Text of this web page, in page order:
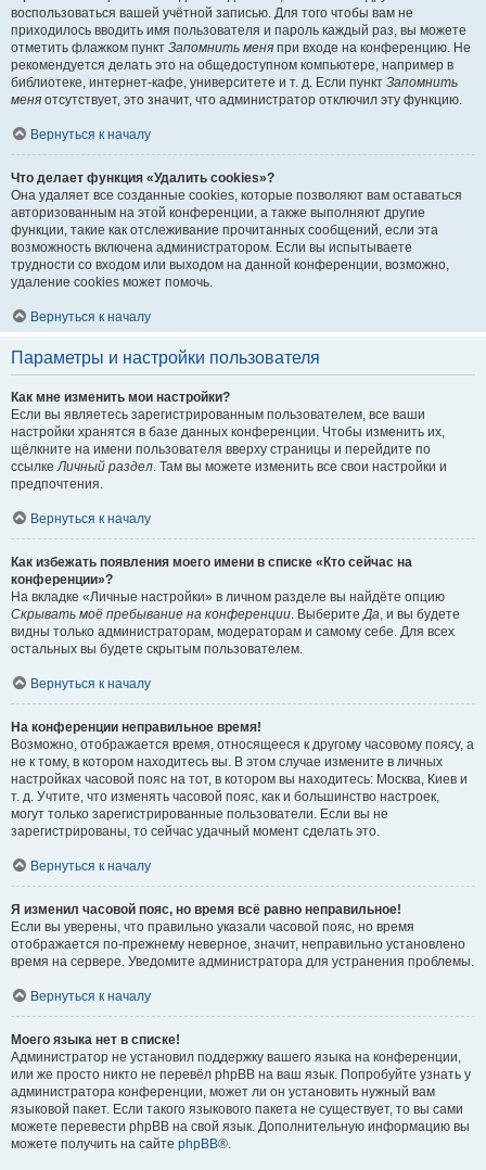
воспользоваться вашей учётной записью. Для того чтобы вам не
приходилось вводить имя пользователя и пароль каждый раз, вы можете
отметить флажком пункт Запомнить меня при входе на конференцию. Не
рекомендуется делать это на общедоступном компьютере, например в
библиотеке, интернет-кафе, университете и т. д. Если пункт Запомнить
меня отсутствует, это значит, что администратор отключил эту функцию.
Вернуться к началу
Что делает функция «Удалить cookies»?
Она удаляет все созданные cookies, которые позволяют вам оставаться
авторизованным на этой конференции, а также выполняют другие
функции, такие как отслеживание прочитанных сообщений, если эта
возможность включена администратором. Если вы испытываете
трудности со входом или выходом на данной конференции, возможно,
удаление cookies может помочь.
Вернуться к началу
Параметры и настройки пользователя
Как мне изменить мои настройки?
Если вы являетесь зарегистрированным пользователем, все ваши
настройки хранятся в базе данных конференции. Чтобы изменить их,
щёлкните на имени пользователя вверху страницы и перейдите по
ссылкеЛичный раздел. Там вы можете изменить все свои настройки и
предпочтения.
Вернуться к началу
Как избежать появления моего имени в списке «Кто сейчас на
конференции»?
На вкладке «Личные настройки» в личном разделе вы найдёте опцию
Скрывать моё пребывание на конференции. ВыберитеДа, и вы будете
видны только администраторам, модераторам и самому себе. Для всех
остальных вы будете скрытым пользователем.
Вернуться к началу
На конференции неправильное время!
Возможно, отображается время, относящееся к другому часовому поясу, а
не к тому, в котором находитесь вы. В этом случае измените в личных
настройках часовой пояс на тот, в котором вы находитесь: Москва, Киев и
т. д. Учтите, что изменять часовой пояс, как и большинство настроек,
могут только зарегистрированные пользователи. Если вы не
зарегистрированы, то сейчас удачный момент сделать это.
Вернуться к началу
Я изменил часовой пояс, но время всё равно неправильное!
Если вы уверены, что правильно указали часовой пояс, но время
отображается по-прежнему неверное, значит, неправильно установлено
время на сервере. Уведомите администратора для устранения проблемы.
Вернуться к началу
Моего языка нет в списке!
Администратор не установил поддержку вашего языка на конференции,
или же просто никто не перевёл phpBB на ваш язык. Попробуйте узнать у
администратора конференции, может ли он установить нужный вам
языковой пакет. Если такого языкового пакета не существует, то вы сами
можете перевести phpBB на свой язык. Дополнительную информацию вы
можете получить на сайте phpBB®.